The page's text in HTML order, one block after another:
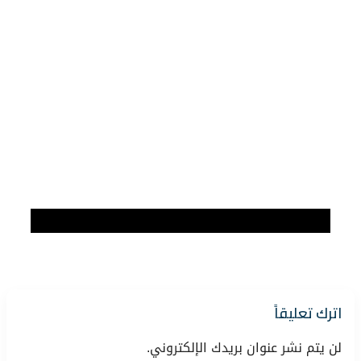
اترك تعليقاً
لن يتم نشر عنوان بريدك الإلكتروني.